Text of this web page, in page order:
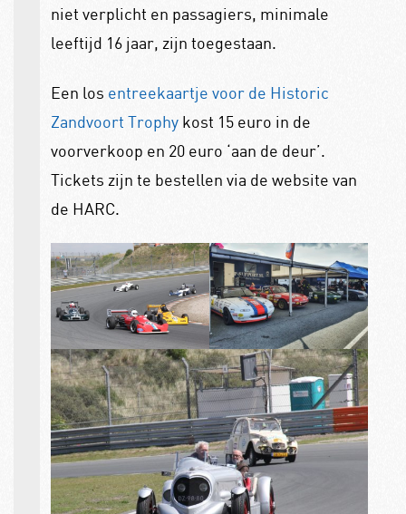
niet verplicht en passagiers, minimale
leeftijd 16 jaar, zijn toegestaan.
Een los entreekaartje voor de Historic
Zandvoort Trophykost 15 euro in de
voorverkoop en 20 euro ‘aan de deur’.
Tickets zijn te bestellen via de website van
de HARC.